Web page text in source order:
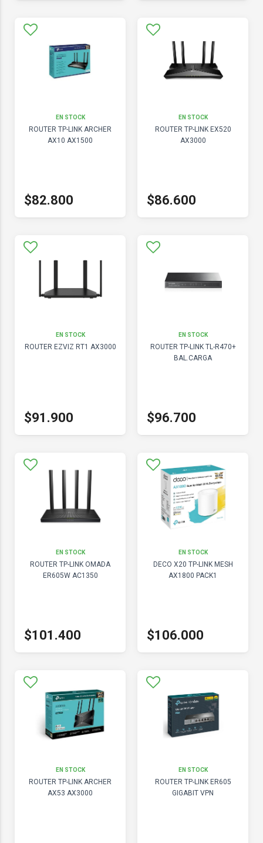
EN STOCK
ROUTER TP-LINK ARCHER
AX10 AX1500
$82.800
EN STOCK
ROUTER TP-LINK EX520
AX3000
$86.600
EN STOCK
ROUTER EZVIZ RT1 AX3000
$91.900
EN STOCK
ROUTER TP-LINK TL-R470+
BAL.CARGA
$96.700
EN STOCK
ROUTER TP-LINK OMADA
ER605W AC1350
$101.400
EN STOCK
DECO X20 TP-LINK MESH
AX1800 PACK1
$106.000
EN STOCK
ROUTER TP-LINK ARCHER
AX53 AX3000
EN STOCK
ROUTER TP-LINK ER605
GIGABIT VPN